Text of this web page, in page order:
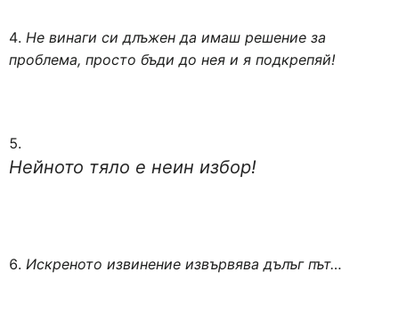
Не винаги си длъжен да имаш решение за
проблема, просто бъди до нея и я подкрепяй!
Нейното тяло е неин избор!
Искреното извинение извървява дълъг път…